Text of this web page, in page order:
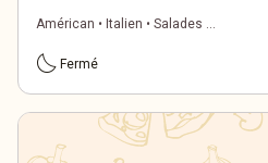
Américan • Italien • Salades ...
bedtime Fermé